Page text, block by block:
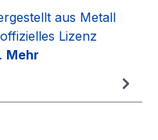
aus Metall
Lizenz
Mehr